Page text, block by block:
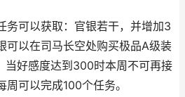
务可以获取：官银若干，并增加3
可以在司马长空处购买极品A级装
当好感度达到300时本周不可再接
可以完成100个任务。